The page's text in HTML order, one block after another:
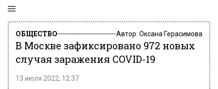
ОБЩЕСТВО Автор: Оксана Герасимова
В Москве зафиксировано 972 новых
случая заражения СOVID-19
13 июля 2022, 12:37